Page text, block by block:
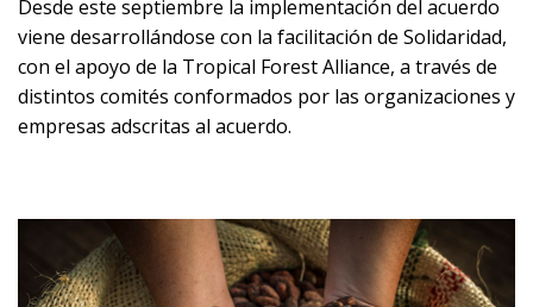
Desde este septiembre la implementación del acuerdo
viene desarrollándose con la facilitación de Solidaridad,
con el apoyo de la Tropical Forest Alliance, a través de
distintos comités conformados por las organizaciones y
empresas adscritas al acuerdo.